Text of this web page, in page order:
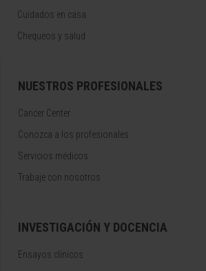
Cuidados en casa
Chequeos y salud
NUESTROS PROFESIONALES
Cancer Center
Conozca a los profesionales
Servicios médicos
Trabaje con nosotros
INVESTIGACIÓN Y DOCENCIA
Ensayos clínicos